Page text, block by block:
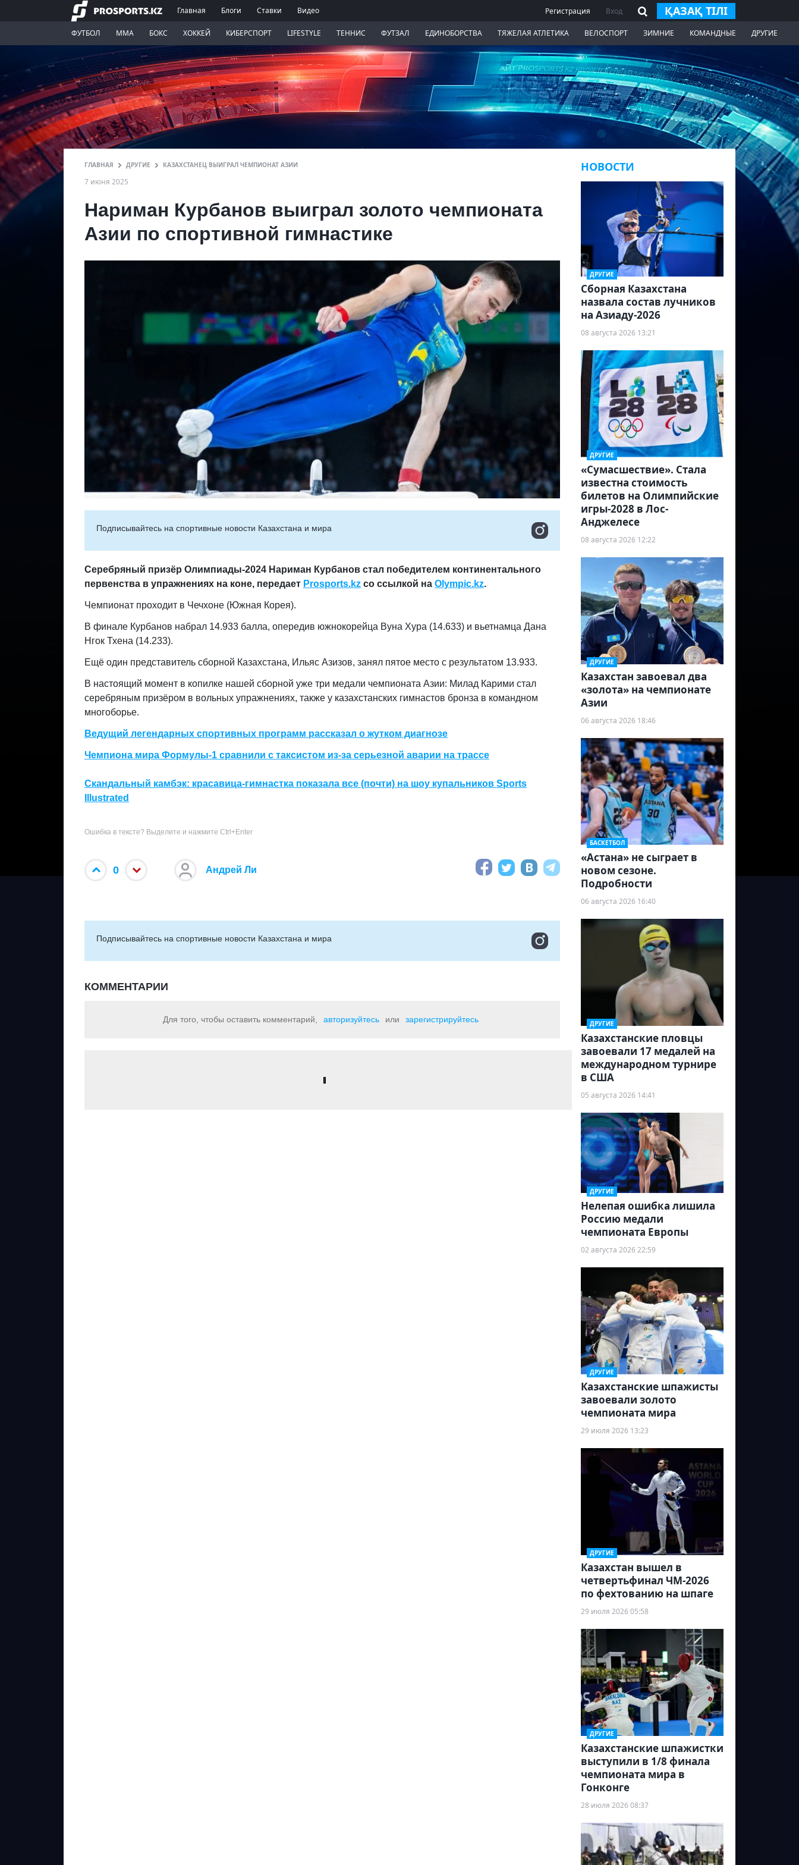
Главная Блоги Ставки Видео Регистрация Вход ҚАЗАҚ ТІЛІ
ФУТБОЛ ММА БОКС ХОККЕЙ КИБЕРСПОРТ LIFESTYLE ТЕННИС ФУТЗАЛ ЕДИНОБОРСТВА ТЯЖЕЛАЯ АТЛЕТИКА ВЕЛОСПОРТ ЗИМНИЕ КОМАНДНЫЕ ДРУГИЕ
ГЛАВНАЯ ДРУГИЕ КАЗАХСТАНЕЦ ВЫИГРАЛ ЧЕМПИОНАТ АЗИИ
7 июня 2025
Нариман Курбанов выиграл золото чемпионата
Азии по спортивной гимнастике
Подписывайтесь на cпортивные новости Казахстана и мира
Серебряный призёр Олимпиады-2024 Нариман Курбанов стал победителем континентального
первенства в упражнениях на коне, передает Prosports.kz со ссылкой на Olympic.kz.
Чемпионат проходит в Чечхоне (Южная Корея).
В финале Курбанов набрал 14.933 балла, опередив южнокорейца Вуна Хура (14.633) и вьетнамца Дана
Нгок Тхена (14.233).
Ещё один представитель сборной Казахстана, Ильяс Азизов, занял пятое место с результатом 13.933.
В настоящий момент в копилке нашей сборной уже три медали чемпионата Азии: Милад Карими стал
серебряным призёром в вольных упражнениях, также у казахстанских гимнастов бронза в командном
многоборье.
Ведущий легендарных спортивных программ рассказал о жутком диагнозе
Чемпиона мира Формулы-1 сравнили с таксистом из-за серьезной аварии на трассе
Скандальный камбэк: красавица-гимнастка показала все (почти) на шоу купальников Sports
Illustrated
Ошибка в тексте? Выделите и нажмите Ctrl+Enter
0 Андрей Ли
Подписывайтесь на cпортивные новости Казахстана и мира
КОММЕНТАРИИ
Для того, чтобы оставить комментарий, авторизуйтесь или зарегистрируйтесь
НОВОСТИ
ДРУГИЕ
Сборная Казахстана
назвала состав лучников
на Азиаду-2026
08 августа 2026 13:21
ДРУГИЕ
«Сумасшествие». Стала
известна стоимость
билетов на Олимпийские
игры-2028 в Лос-
Анджелесе
08 августа 2026 12:22
ДРУГИЕ
Казахстан завоевал два
«золота» на чемпионате
Азии
06 августа 2026 18:46
БАСКЕТБОЛ
«Астана» не сыграет в
новом сезоне.
Подробности
06 августа 2026 16:40
ДРУГИЕ
Казахстанские пловцы
завоевали 17 медалей на
международном турнире
в США
05 августа 2026 14:41
ДРУГИЕ
Нелепая ошибка лишила
Россию медали
чемпионата Европы
02 августа 2026 22:59
ДРУГИЕ
Казахстанские шпажисты
завоевали золото
чемпионата мира
29 июля 2026 13:23
ДРУГИЕ
Казахстан вышел в
четвертьфинал ЧМ-2026
по фехтованию на шпаге
29 июля 2026 05:58
ДРУГИЕ
Казахстанские шпажистки
выступили в 1/8 финала
чемпионата мира в
Гонконге
28 июля 2026 08:37